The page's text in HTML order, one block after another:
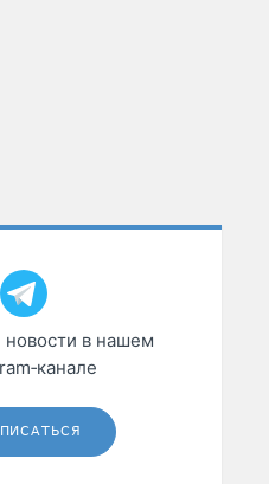
новости в нашем